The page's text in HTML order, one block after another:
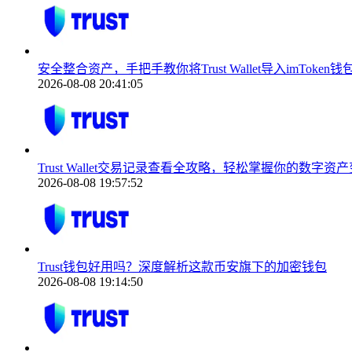
安全整合资产，手把手教你将Trust Wallet导入imToken钱
2026-08-08 20:41:05
Trust Wallet交易记录查看全攻略，轻松掌握你的数字资
2026-08-08 19:57:52
Trust钱包好用吗？深度解析这款币安旗下的加密钱包
2026-08-08 19:14:50